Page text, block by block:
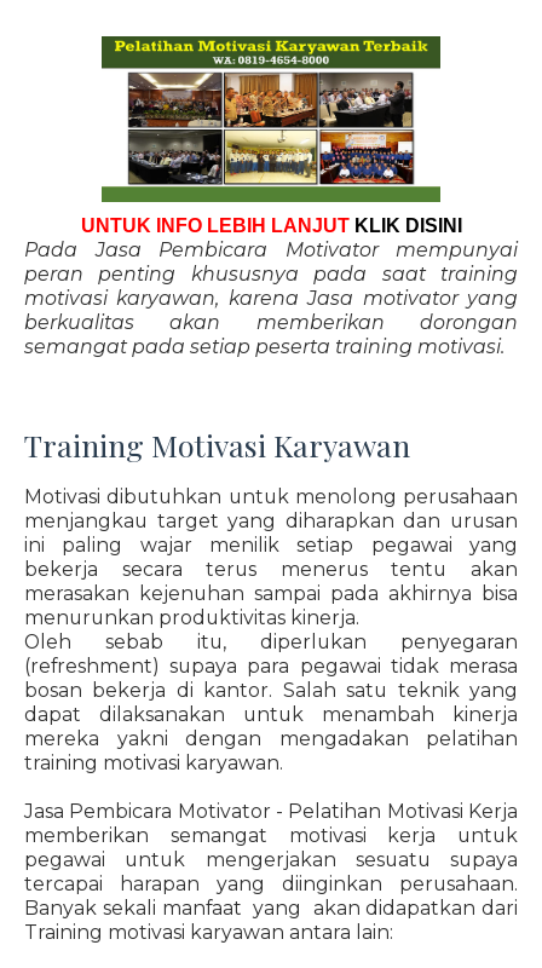
UNTUK INFO LEBIH LANJUT KLIK DISINI
Pada Jasa Pembicara Motivator mempunyai
peran penting khususnya pada saat training
motivasi karyawan, karena Jasa motivator yang
berkualitas akan memberikan dorongan
semangat pada setiap peserta training motivasi.
Training Motivasi Karyawan
Motivasi dibutuhkan untuk menolong perusahaan
menjangkau target yang diharapkan dan urusan
ini paling wajar menilik setiap pegawai yang
bekerja secara terus menerus tentu akan
merasakan kejenuhan sampai pada akhirnya bisa
menurunkan produktivitas kinerja.
Oleh sebab itu, diperlukan penyegaran
(refreshment) supaya para pegawai tidak merasa
bosan bekerja di kantor. Salah satu teknik yang
dapat dilaksanakan untuk menambah kinerja
mereka yakni dengan mengadakan pelatihan
training motivasi karyawan.
Jasa Pembicara Motivator - Pelatihan Motivasi Kerja
memberikan semangat motivasi kerja untuk
pegawai untuk mengerjakan sesuatu supaya
tercapai harapan yang diinginkan perusahaan.
Banyak sekali manfaat yang akan didapatkan dari
Training motivasi karyawan antara lain: